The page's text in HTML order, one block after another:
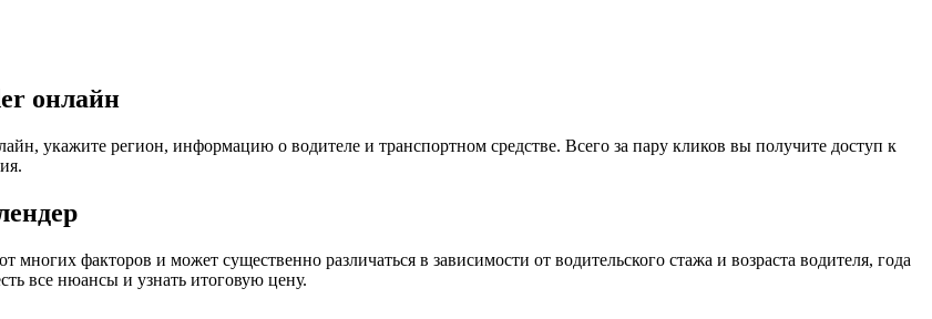
онлайн
укажите регион, информацию о водителе и транспортном средстве. Всего за пару кликов вы получите доступ к
факторов и может существенно различаться в зависимости от водительского стажа и возраста водителя, года
все нюансы и узнать итоговую цену.